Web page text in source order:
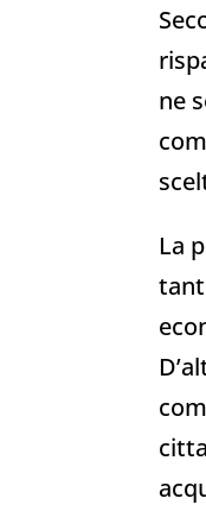
ne
La